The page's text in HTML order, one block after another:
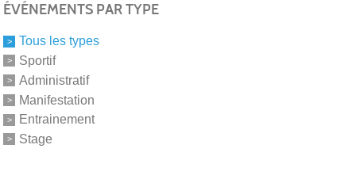
ÉVÉNEMENTS PAR TYPE
Tous les types
Sportif
Administratif
Manifestation
Entrainement
Stage